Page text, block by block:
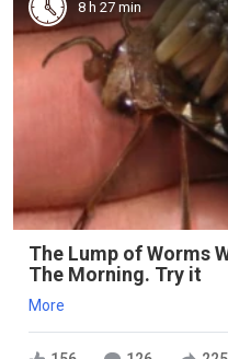
8 h 27 min
The Lump of Worms
The Morning. Try it
More